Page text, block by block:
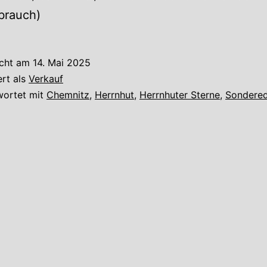
am 14. Mai 2025
als Verkauf
mit Chemnitz, Herrnhut, Herrnhuter Sterne,